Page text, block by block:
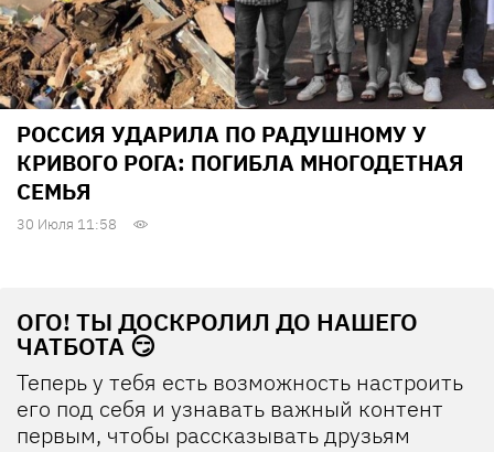
РОССИЯ УДАРИЛА ПО РАДУШНОМУ У
КРИВОГО РОГА: ПОГИБЛА МНОГОДЕТНАЯ
СЕМЬЯ
30 Июля 11:58
ОГО! ТЫ ДОСКРОЛИЛ ДО НАШЕГО
ЧАТБОТА 😏
Теперь у тебя есть возможность настроить
его под себя и узнавать важный контент
первым, чтобы рассказывать друзьям